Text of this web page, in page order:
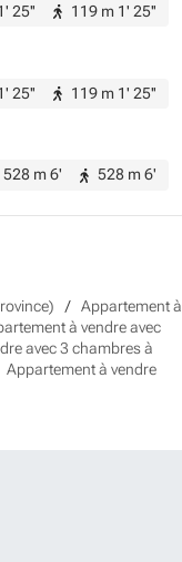
25'' 119 m 1' 25''
25'' 119 m 1' 25''
528 m 6' 528 m 6'
Appartement à
à vendre avec
avec 3 chambres à
Appartement à vendre